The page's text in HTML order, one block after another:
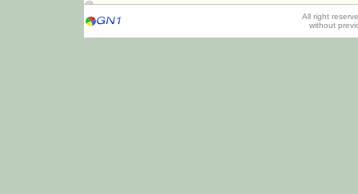
All right
without